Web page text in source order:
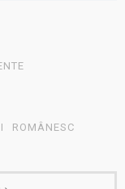
ROMÂNESC